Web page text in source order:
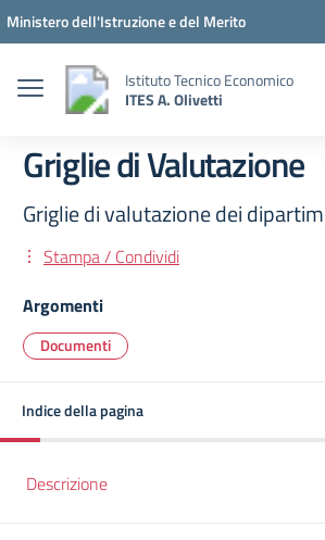
Vai ai contenuti
Vai al menu di navigazione
Vai al footer
Ministero dell'Istruzione e del Merito
Istituto Tecnico Economico
ITES A. Olivetti
Griglie di Valutazione
Griglie di valutazione dei
Stampa / Condividi
Argomenti
Documenti
Indice della pagina
Descrizione